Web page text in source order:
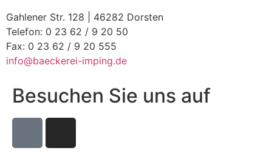
Gahlener Str. 128 | 46282 Dorsten
Telefon: 0 23 62 / 9 20 50
Fax: 0 23 62 / 9 20 555
info@baeckerei-imping.de
Besuchen Sie uns auf